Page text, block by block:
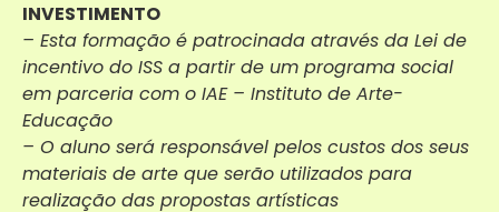
INVESTIMENTO
– Esta formação é patrocinada através da Lei de
incentivo do ISS a partir de um programa social
em parceria com o IAE – Instituto de Arte-
Educação
– O aluno será responsável pelos custos dos seus
materiais de arte que serão utilizados para
realização das propostas artísticas